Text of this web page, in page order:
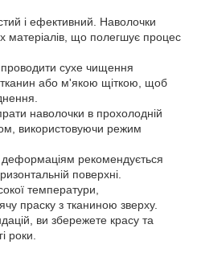
і ефективний. Наволочки
матеріалів, що полегшує процес
сухе чищення
або м'якою щіткою, щоб
наволочки в прохолодній
використовуючи режим
деформаціям рекомендується
поверхні.
температури,
праску з тканиною зверху.
ви збережете красу та
роки.